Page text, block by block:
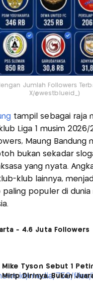
Jumlah Followers
X/@westblueid_)
tampil sebagai raja
Liga 1 musim 2026/
Maung Bandung
bukan sekadar
yang nyata.
klub lainnya,
paling populer di dunia
- 4,6 Juta Followers
Mike Tyson Sebut 1
Mirip Dirinya, Bukan